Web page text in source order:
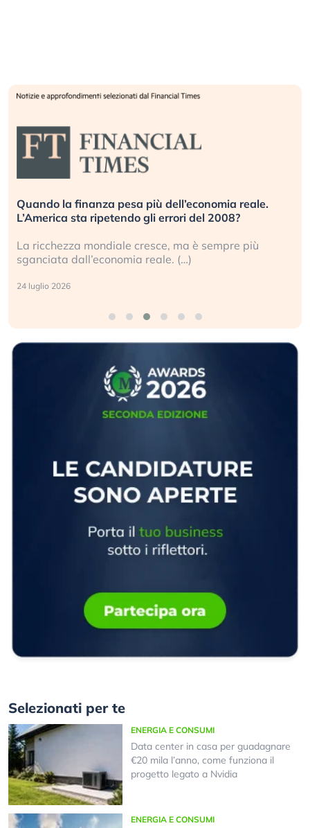
Quando la finanza pesa più dell’economia reale.
L’America sta ripetendo gli errori del 2008?
La ricchezza mondiale cresce, ma è sempre più
sganciata dall’economia reale. (…)
24 luglio 2026
Selezionati per te
ENERGIA E CONSUMI
Data center in casa per guadagnare
€20 mila l’anno, come funziona il
progetto legato a Nvidia
ENERGIA E CONSUMI